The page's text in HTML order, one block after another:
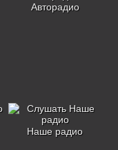
Авторадио
Наше радио